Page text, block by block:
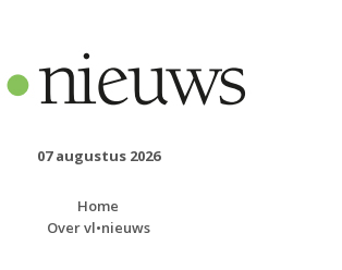
07 augustus 2026
Home
Over vl•nieuws